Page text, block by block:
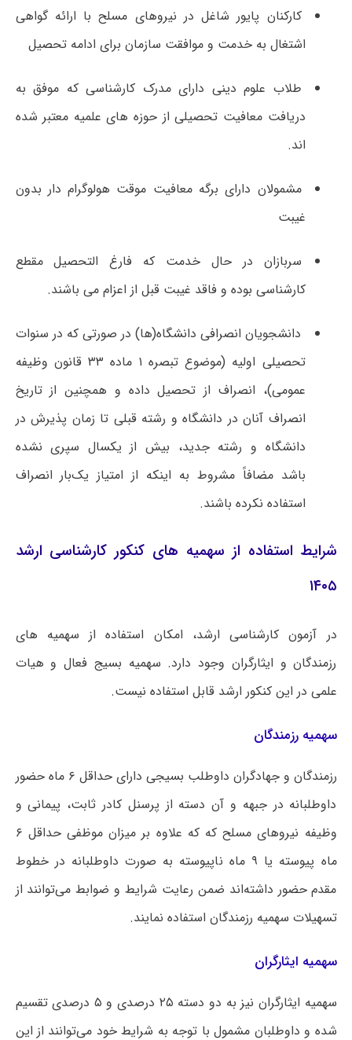
کارکنان پایور شاغل در نیروهای مسلح با ارائه گواهی
اشتغال به خدمت و موافقت سازمان برای ادامه تحصیل
طلاب علوم دینی دارای مدرک کارشناسی که موفق به
دریافت معافیت تحصیلی از حوزه های علمیه معتبر شده
اند.
مشمولان دارای برگه معافیت موقت هولوگرام دار بدون
غیبت
سربازان در حال خدمت که فارغ التحصیل مقطع
کارشناسی بوده و فاقد غیبت قبل از اعزام می باشند.
دانشجویان انصرافی دانشگاه(ها) در صورتی که در سنوات
تحصیلی اولیه (موضوع تبصره ۱ ماده ۳۳ قانون وظیفه
عمومی)، انصراف از تحصیل داده و همچنین از تاریخ
انصراف آنان در دانشگاه و رشته قبلی تا زمان پذیرش در
دانشگاه و رشته جدید، بیش از یکسال سپری نشده
باشد مضافاً مشروط به اینکه از امتیاز یک‌بار انصراف
استفاده نکرده باشند.
شرایط استفاده از سهمیه های کنکور کارشناسی ارشد
۱۴۰۵
در آزمون کارشناسی ارشد، امکان استفاده از سهمیه های
رزمندگان و ایثارگران وجود دارد. سهمیه بسیج فعال و هیات
علمی در این کنکور ارشد قابل استفاده نیست.
سهمیه رزمندگان
رزمندگان و جهادگران داوطلب بسیجی دارای حداقل ۶ ماه حضور
داوطلبانه در جبهه و آن دسته از پرسنل کادر ثابت، پیمانی و
وظیفه نیروهای مسلح که که علاوه بر میزان موظفی حداقل ۶
ماه پیوسته یا ۹ ماه ناپیوسته به صورت داوطلبانه در خطوط
مقدم حضور داشته‌اند ضمن رعایت شرایط و ضوابط می‌توانند از
تسهیلات سهمیه رزمندگان استفاده نمایند.
سهمیه ایثارگران
سهمیه ایثارگران نیز به دو دسته ۲۵ درصدی و ۵ درصدی تقسیم
شده و داوطلبان مشمول با توجه به شرایط خود می‌توانند از این